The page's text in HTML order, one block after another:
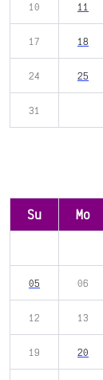
10 11
17 18
24 25
31
Su Mo
05 06
12 13
19 20